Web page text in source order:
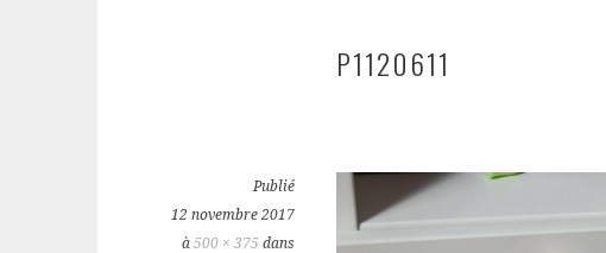
P1120611
Publié
12 novembre 2017
à 500 × 375 dans